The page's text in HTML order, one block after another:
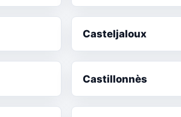
Casteljaloux
Castillonnès